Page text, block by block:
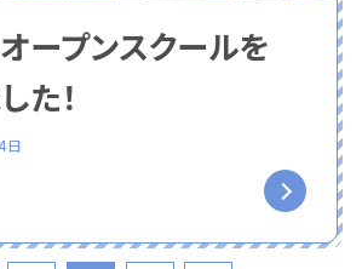
ープンスクールを
た！
日